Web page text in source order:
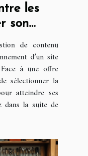
les
son
de contenu
d’un site
à une offre
sélectionner la
atteindre ses
dans la suite de